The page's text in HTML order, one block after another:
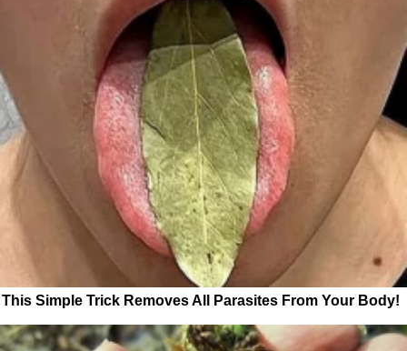
This Simple Trick Removes All Parasites From Your Body!